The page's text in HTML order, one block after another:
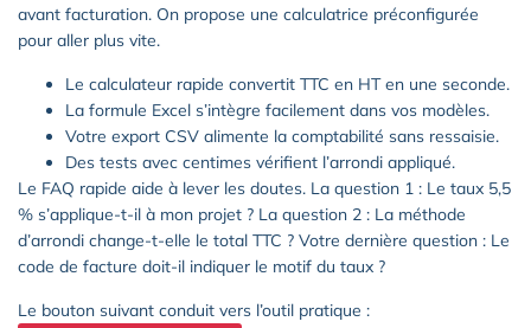
avant facturation. On propose une calculatrice préconfigurée
pour aller plus vite.
Le calculateur rapide convertit TTC en HT en une seconde.
La formule Excel s’intègre facilement dans vos modèles.
Votre export CSV alimente la comptabilité sans ressaisie.
Des tests avec centimes vérifient l’arrondi appliqué.
Le FAQ rapide aide à lever les doutes. La question 1 : Le taux 5,5
% s’applique-t-il à mon projet ? La question 2 : La méthode
d’arrondi change-t-elle le total TTC ? Votre dernière question : Le
code de facture doit-il indiquer le motif du taux ?
Le bouton suivant conduit vers l’outil pratique :